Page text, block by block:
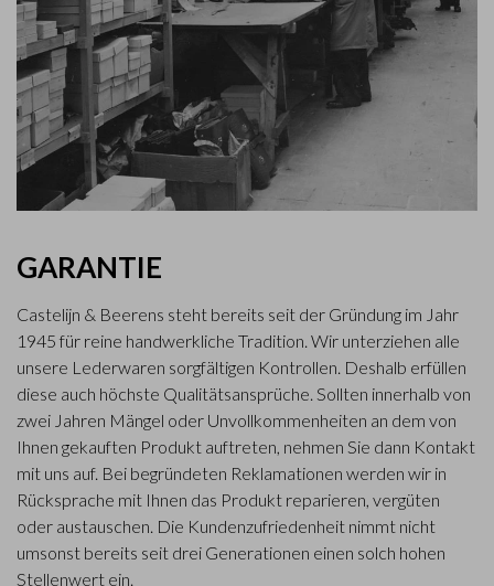
GARANTIE
Castelijn & Beerens steht bereits seit der Gründung im Jahr
1945 für reine handwerkliche Tradition. Wir unterziehen alle
unsere Lederwaren sorgfältigen Kontrollen. Deshalb erfüllen
diese auch höchste Qualitätsansprüche. Sollten innerhalb von
zwei Jahren Mängel oder Unvollkommenheiten an dem von
Ihnen gekauften Produkt auftreten, nehmen Sie dann Kontakt
mit uns auf. Bei begründeten Reklamationen werden wir in
Rücksprache mit Ihnen das Produkt reparieren, vergüten
oder austauschen. Die Kundenzufriedenheit nimmt nicht
umsonst bereits seit drei Generationen einen solch hohen
Stellenwert ein.